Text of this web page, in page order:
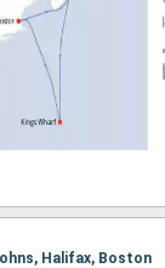
Halifax, Boston